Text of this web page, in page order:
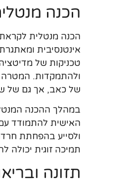
הכנה
הכנה מנטלית
אינטנסיבית
טכניקות של
ולהתמקדות. המטרה
של כאב, אך גם של
במהלך ההכנה
האישית להתמודד
ולסייע בהפחתת
תמיכה זוגית יכולה
תזונה